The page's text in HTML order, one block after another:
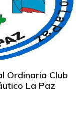
Ordinaria Club
La Paz